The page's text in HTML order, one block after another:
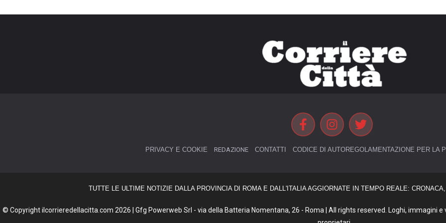
PRIVACY E COOKIE REDAZIONE CONTATTI CODICE DI AUTOREGOLAMENTAZIONE PER LA
TUTTE LE ULTIME NOTIZIE DALLA PROVINCIA DI ROMA E DALL'ITALIA AGGIORNATE IN TEMPO REALE:
© Copyright ilcorrieredellacitta.com 2026 | Gfg Powerweb Srl - via della Batteria Nomentana, 26 - Roma | All rights reserved. Loghi, immagini